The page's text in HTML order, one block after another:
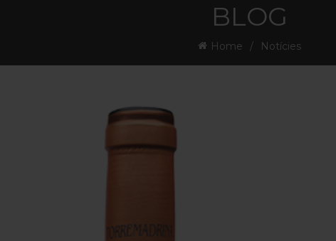
BLOG
Home Notícies